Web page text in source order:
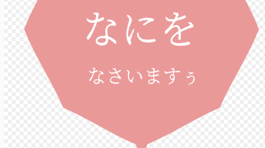
なにを
なさいますぅ